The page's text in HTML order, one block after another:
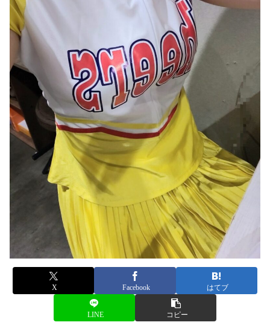
X Facebook はてブ
LINE コピー